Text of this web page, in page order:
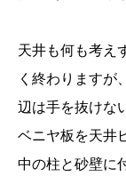
天井も何も考え
く終わりますが
辺は手を抜けな
ベニヤ板を天井
中の柱と砂壁に